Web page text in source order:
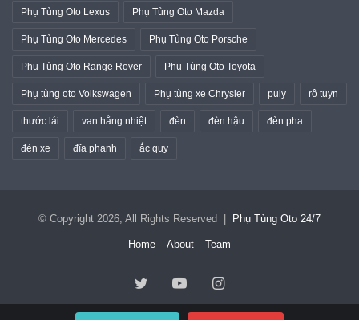
Phụ Tùng Oto Lexus Phụ Tùng Oto Mazda
Phụ Tùng Oto Mercedes Phụ Tùng Oto Porsche
Phụ Tùng Oto Range Rover Phụ Tùng Oto Toyota
Phụ tùng oto Volkswagen Phụ tùng xe Chrysler puly rô tuyn
thước lái van hằng nhiệt đèn đèn hậu đèn pha
đèn xe đĩa phanh ắc quy
© Copyright 2026, All Rights Reserved | Phụ Tùng Oto 24/7
Home About Team
TwitterYouTubeInstagram